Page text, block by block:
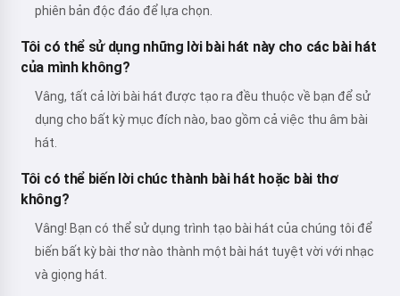
phiên bản độc đáo để lựa chọn.
Tôi có thể sử dụng những lời bài hát này cho các bài hát
của mình không?
Vâng, tất cả lời bài hát được tạo ra đều thuộc về bạn để sử
dụng cho bất kỳ mục đích nào, bao gồm cả việc thu âm bài
hát.
Tôi có thể biến lời chúc thành bài hát hoặc bài thơ
không?
Vâng! Bạn có thể sử dụng trình tạo bài hát của chúng tôi để
biến bất kỳ bài thơ nào thành một bài hát tuyệt vời với nhạc
và giọng hát.